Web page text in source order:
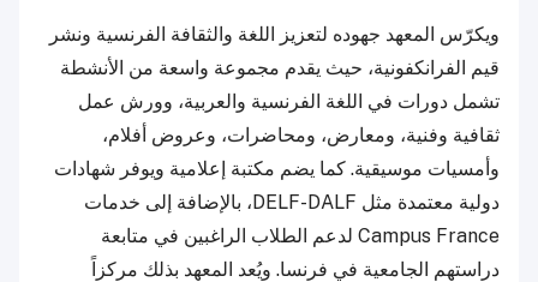
ويكرّس المعهد جهوده لتعزيز اللغة والثقافة الفرنسية ونشر
قيم الفرانكفونية، حيث يقدم مجموعة واسعة من الأنشطة
تشمل دورات في اللغة الفرنسية والعربية، وورش عمل
ثقافية وفنية، ومعارض، ومحاضرات، وعروض أفلام،
وأمسيات موسيقية. كما يضم مكتبة إعلامية ويوفر شهادات
دولية معتمدة مثل DELF-DALF، بالإضافة إلى خدمات
Campus France لدعم الطلاب الراغبين في متابعة
دراستهم الجامعية في فرنسا. ويُعد المعهد بذلك مركزاً